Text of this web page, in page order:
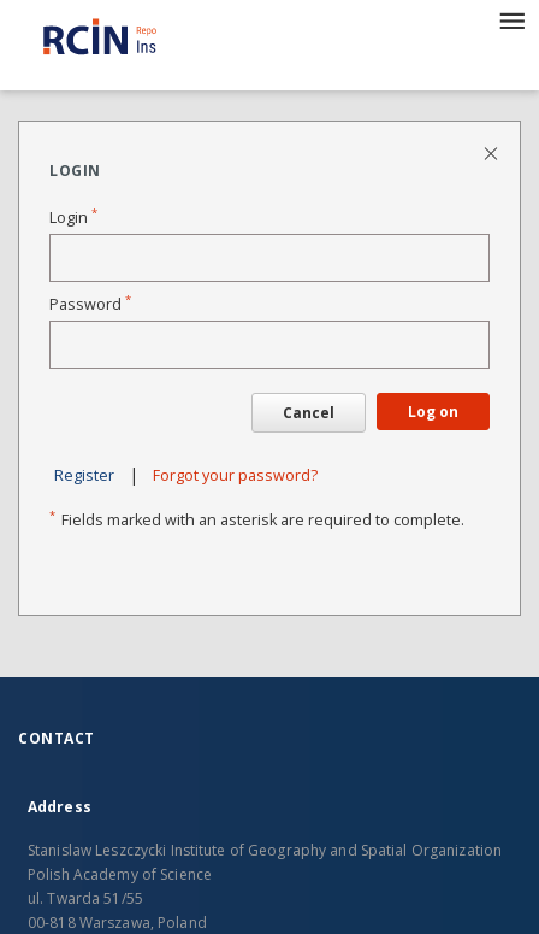
LOGIN
Login *
Password *
Cancel Log on
Register | Forgot your password?
* Fields marked with an asterisk are required to complete.
CONTACT
Address
Stanislaw Leszczycki Institute of Geography and Spatial Organization
Polish Academy of Science
ul. Twarda 51/55
00-818 Warszawa, Poland